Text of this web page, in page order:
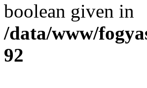
boolean given in
/data/www/
92